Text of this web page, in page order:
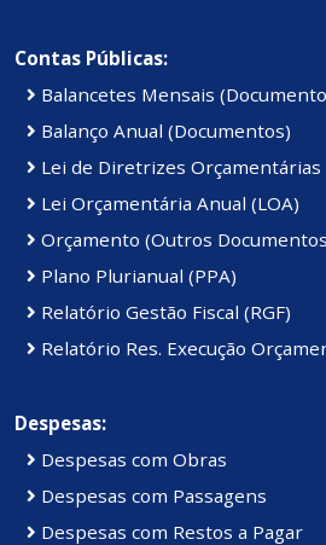
Contas Públicas:
Balancetes Mensais
Balanço Anual (Documentos)
Lei de Diretrizes Orçamentárias
Lei Orçamentária Anual (LOA)
Orçamento (Outros
Plano Plurianual (PPA)
Relatório Gestão Fiscal (RGF)
Relatório Res. Execução
Despesas:
Despesas com Obras
Despesas com Passagens
Despesas com Restos a Pagar